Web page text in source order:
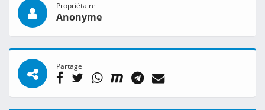
Propriétaire
Anonyme
Partage